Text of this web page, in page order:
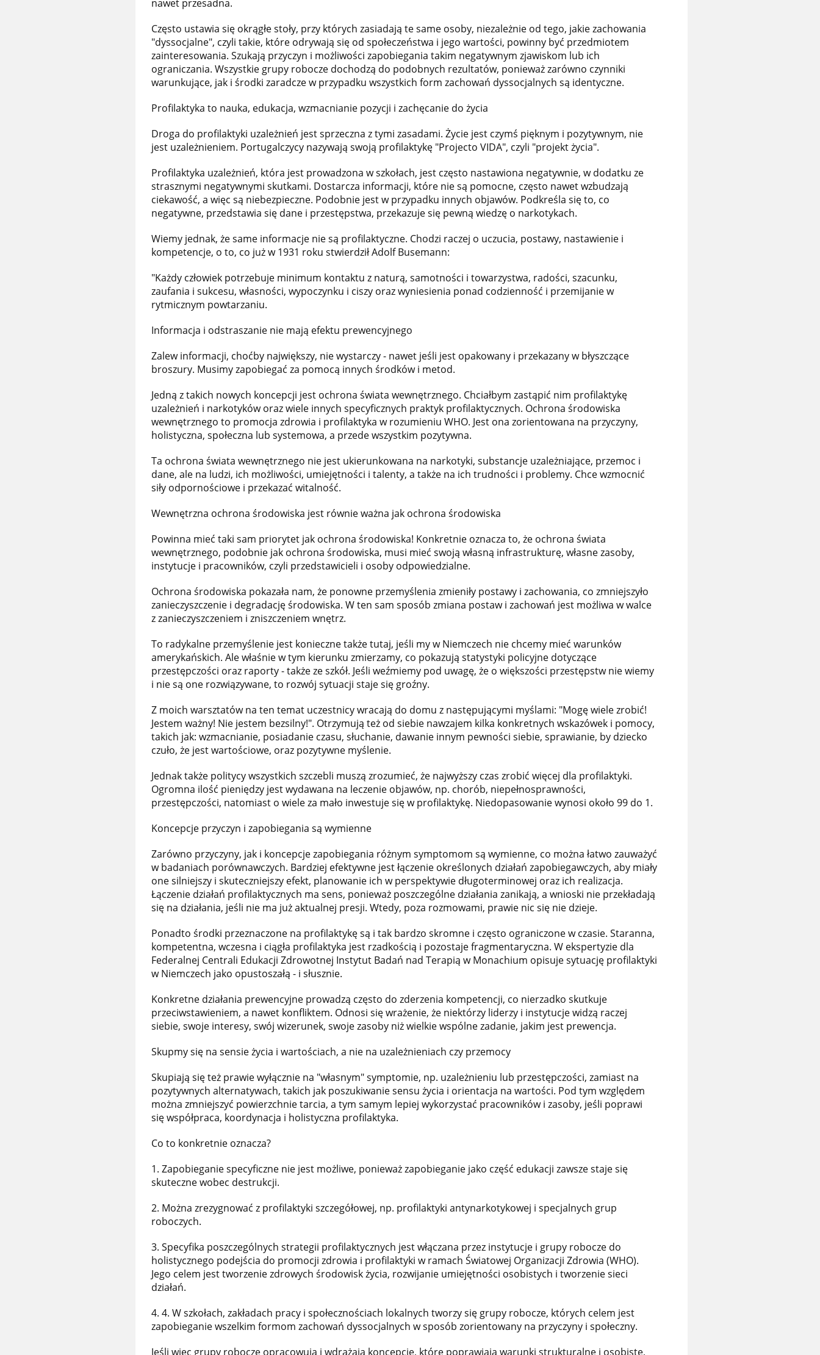
nawet przesadna.
Często ustawia się okrągłe stoły, przy których zasiadają te same osoby, niezależnie od tego, jakie zachowania
"dyssocjalne", czyli takie, które odrywają się od społeczeństwa i jego wartości, powinny być przedmiotem
zainteresowania. Szukają przyczyn i możliwości zapobiegania takim negatywnym zjawiskom lub ich
ograniczania. Wszystkie grupy robocze dochodzą do podobnych rezultatów, ponieważ zarówno czynniki
warunkujące, jak i środki zaradcze w przypadku wszystkich form zachowań dyssocjalnych są identyczne.
Profilaktyka to nauka, edukacja, wzmacnianie pozycji i zachęcanie do życia
Droga do profilaktyki uzależnień jest sprzeczna z tymi zasadami. Życie jest czymś pięknym i pozytywnym, nie
jest uzależnieniem. Portugalczycy nazywają swoją profilaktykę "Projecto VIDA", czyli "projekt życia".
Profilaktyka uzależnień, która jest prowadzona w szkołach, jest często nastawiona negatywnie, w dodatku ze
strasznymi negatywnymi skutkami. Dostarcza informacji, które nie są pomocne, często nawet wzbudzają
ciekawość, a więc są niebezpieczne. Podobnie jest w przypadku innych objawów. Podkreśla się to, co
negatywne, przedstawia się dane i przestępstwa, przekazuje się pewną wiedzę o narkotykach.
Wiemy jednak, że same informacje nie są profilaktyczne. Chodzi raczej o uczucia, postawy, nastawienie i
kompetencje, o to, co już w 1931 roku stwierdził Adolf Busemann:
"Każdy człowiek potrzebuje minimum kontaktu z naturą, samotności i towarzystwa, radości, szacunku,
zaufania i sukcesu, własności, wypoczynku i ciszy oraz wyniesienia ponad codzienność i przemijanie w
rytmicznym powtarzaniu.
Informacja i odstraszanie nie mają efektu prewencyjnego
Zalew informacji, choćby największy, nie wystarczy - nawet jeśli jest opakowany i przekazany w błyszczące
broszury. Musimy zapobiegać za pomocą innych środków i metod.
Jedną z takich nowych koncepcji jest ochrona świata wewnętrznego. Chciałbym zastąpić nim profilaktykę
uzależnień i narkotyków oraz wiele innych specyficznych praktyk profilaktycznych. Ochrona środowiska
wewnętrznego to promocja zdrowia i profilaktyka w rozumieniu WHO. Jest ona zorientowana na przyczyny,
holistyczna, społeczna lub systemowa, a przede wszystkim pozytywna.
Ta ochrona świata wewnętrznego nie jest ukierunkowana na narkotyki, substancje uzależniające, przemoc i
dane, ale na ludzi, ich możliwości, umiejętności i talenty, a także na ich trudności i problemy. Chce wzmocnić
siły odpornościowe i przekazać witalność.
Wewnętrzna ochrona środowiska jest równie ważna jak ochrona środowiska
Powinna mieć taki sam priorytet jak ochrona środowiska! Konkretnie oznacza to, że ochrona świata
wewnętrznego, podobnie jak ochrona środowiska, musi mieć swoją własną infrastrukturę, własne zasoby,
instytucje i pracowników, czyli przedstawicieli i osoby odpowiedzialne.
Ochrona środowiska pokazała nam, że ponowne przemyślenia zmieniły postawy i zachowania, co zmniejszyło
zanieczyszczenie i degradację środowiska. W ten sam sposób zmiana postaw i zachowań jest możliwa w walce
z zanieczyszczeniem i zniszczeniem wnętrz.
To radykalne przemyślenie jest konieczne także tutaj, jeśli my w Niemczech nie chcemy mieć warunków
amerykańskich. Ale właśnie w tym kierunku zmierzamy, co pokazują statystyki policyjne dotyczące
przestępczości oraz raporty - także ze szkół. Jeśli weźmiemy pod uwagę, że o większości przestępstw nie wiemy
i nie są one rozwiązywane, to rozwój sytuacji staje się groźny.
Z moich warsztatów na ten temat uczestnicy wracają do domu z następującymi myślami: "Mogę wiele zrobić!
Jestem ważny! Nie jestem bezsilny!". Otrzymują też od siebie nawzajem kilka konkretnych wskazówek i pomocy,
takich jak: wzmacnianie, posiadanie czasu, słuchanie, dawanie innym pewności siebie, sprawianie, by dziecko
czuło, że jest wartościowe, oraz pozytywne myślenie.
Jednak także politycy wszystkich szczebli muszą zrozumieć, że najwyższy czas zrobić więcej dla profilaktyki.
Ogromna ilość pieniędzy jest wydawana na leczenie objawów, np. chorób, niepełnosprawności,
przestępczości, natomiast o wiele za mało inwestuje się w profilaktykę. Niedopasowanie wynosi około 99 do 1.
Koncepcje przyczyn i zapobiegania są wymienne
Zarówno przyczyny, jak i koncepcje zapobiegania różnym symptomom są wymienne, co można łatwo zauważyć
w badaniach porównawczych. Bardziej efektywne jest łączenie określonych działań zapobiegawczych, aby miały
one silniejszy i skuteczniejszy efekt, planowanie ich w perspektywie długoterminowej oraz ich realizacja.
Łączenie działań profilaktycznych ma sens, ponieważ poszczególne działania zanikają, a wnioski nie przekładają
się na działania, jeśli nie ma już aktualnej presji. Wtedy, poza rozmowami, prawie nic się nie dzieje.
Ponadto środki przeznaczone na profilaktykę są i tak bardzo skromne i często ograniczone w czasie. Staranna,
kompetentna, wczesna i ciągła profilaktyka jest rzadkością i pozostaje fragmentaryczna. W ekspertyzie dla
Federalnej Centrali Edukacji Zdrowotnej Instytut Badań nad Terapią w Monachium opisuje sytuację profilaktyki
w Niemczech jako opustoszałą - i słusznie.
Konkretne działania prewencyjne prowadzą często do zderzenia kompetencji, co nierzadko skutkuje
przeciwstawieniem, a nawet konfliktem. Odnosi się wrażenie, że niektórzy liderzy i instytucje widzą raczej
siebie, swoje interesy, swój wizerunek, swoje zasoby niż wielkie wspólne zadanie, jakim jest prewencja.
Skupmy się na sensie życia i wartościach, a nie na uzależnieniach czy przemocy
Skupiają się też prawie wyłącznie na "własnym" symptomie, np. uzależnieniu lub przestępczości, zamiast na
pozytywnych alternatywach, takich jak poszukiwanie sensu życia i orientacja na wartości. Pod tym względem
można zmniejszyć powierzchnie tarcia, a tym samym lepiej wykorzystać pracowników i zasoby, jeśli poprawi
się współpraca, koordynacja i holistyczna profilaktyka.
Co to konkretnie oznacza?
1. Zapobieganie specyficzne nie jest możliwe, ponieważ zapobieganie jako część edukacji zawsze staje się
skuteczne wobec destrukcji.
2. Można zrezygnować z profilaktyki szczegółowej, np. profilaktyki antynarkotykowej i specjalnych grup
roboczych.
3. Specyfika poszczególnych strategii profilaktycznych jest włączana przez instytucje i grupy robocze do
holistycznego podejścia do promocji zdrowia i profilaktyki w ramach Światowej Organizacji Zdrowia (WHO).
Jego celem jest tworzenie zdrowych środowisk życia, rozwijanie umiejętności osobistych i tworzenie sieci
działań.
4. 4. W szkołach, zakładach pracy i społecznościach lokalnych tworzy się grupy robocze, których celem jest
zapobieganie wszelkim formom zachowań dyssocjalnych w sposób zorientowany na przyczyny i społeczny.
Jeśli więc grupy robocze opracowują i wdrażają koncepcje, które poprawiają warunki strukturalne i osobiste,